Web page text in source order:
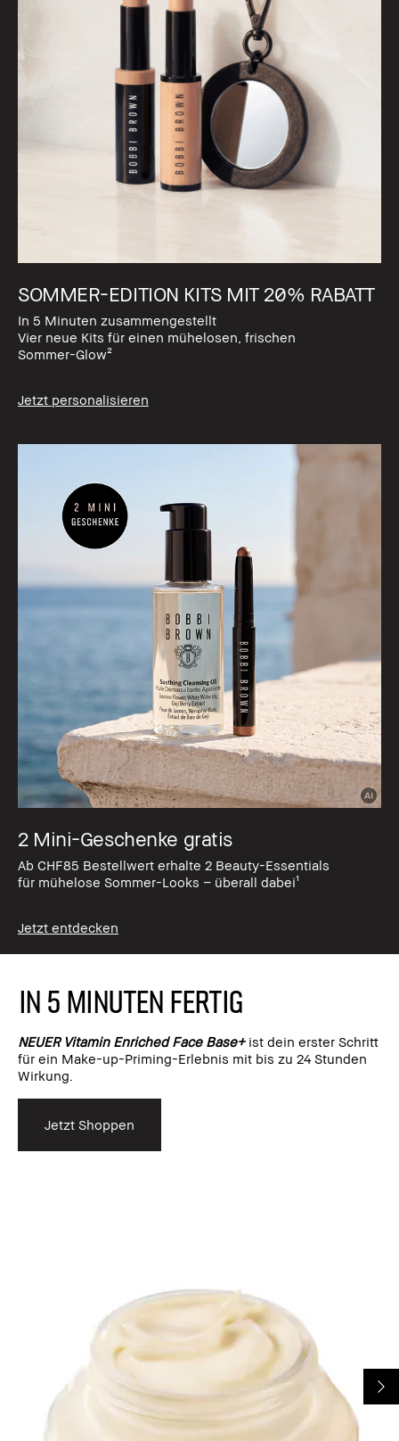
SOMMER-EDITION KITS MIT 20% RABATT
In 5 Minuten zusammengestellt
Vier neue Kits für einen mühelosen, frischen
Sommer-Glow²
Jetzt personalisieren
2 Mini-Geschenke gratis
Ab CHF85 Bestellwert erhalte 2 Beauty-Essentials
für mühelose Sommer-Looks – überall dabei¹
Jetzt entdecken
IN 5 MINUTEN FERTIG
NEUER Vitamin Enriched Face Base+ ist dein erster Schritt
für ein Make-up-Priming-Erlebnis mit bis zu 24 Stunden
Wirkung.
Jetzt Shoppen